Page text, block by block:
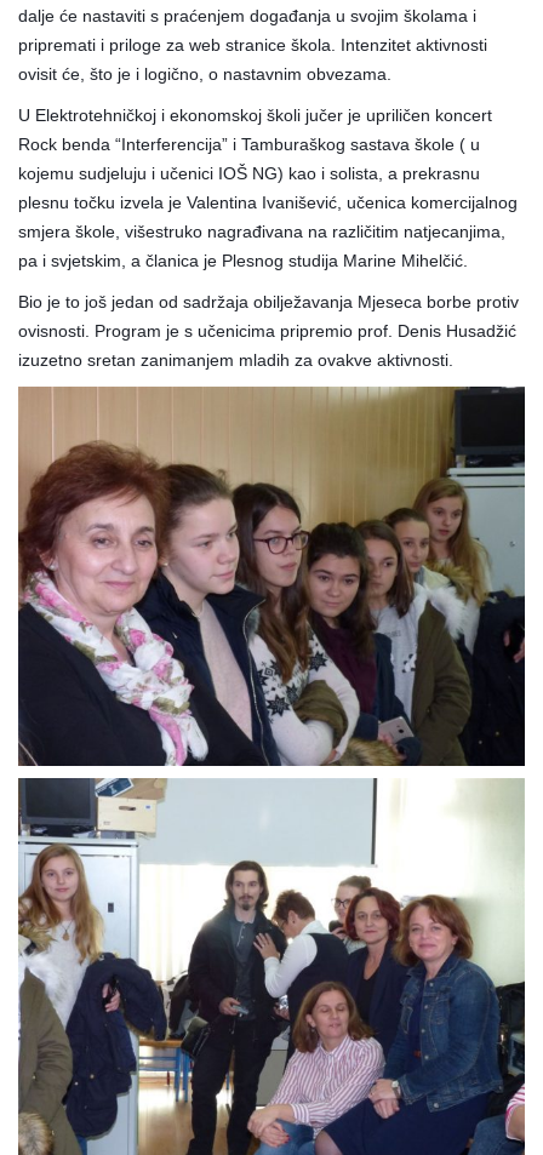
dalje će nastaviti s praćenjem događanja u svojim školama i
pripremati i priloge za web stranice škola. Intenzitet aktivnosti
ovisit će, što je i logično, o nastavnim obvezama.
U Elektrotehničkoj i ekonomskoj školi jučer je upriličen koncert
Rock benda “Interferencija” i Tamburaškog sastava škole ( u
kojemu sudjeluju i učenici IOŠ NG) kao i solista, a prekrasnu
plesnu točku izvela je Valentina Ivanišević, učenica komercijalnog
smjera škole, višestruko nagrađivana na različitim natjecanjima,
pa i svjetskim, a članica je Plesnog studija Marine Mihelčić.
Bio je to još jedan od sadržaja obilježavanja Mjeseca borbe protiv
ovisnosti. Program je s učenicima pripremio prof. Denis Husadžić
izuzetno sretan zanimanjem mladih za ovakve aktivnosti.